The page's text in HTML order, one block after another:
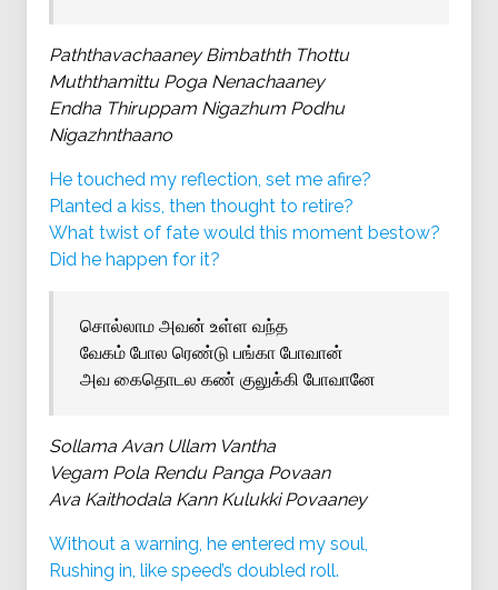
Paththavachaaney Bimbathth Thottu
Muththamittu Poga Nenachaaney
Endha Thiruppam Nigazhum Podhu
Nigazhnthaano
He touched my reflection, set me afire?
Planted a kiss, then thought to retire?
What twist of fate would this moment bestow?
Did he happen for it?
சொல்லாம அவன் உள்ள வந்த
வேகம் போல ரெண்டு பங்கா போவான்
அவ கைதொடல கண் குலுக்கி போவானே
Sollama Avan Ullam Vantha
Vegam Pola Rendu Panga Povaan
Ava Kaithodala Kann Kulukki Povaaney
Without a warning, he entered my soul,
Rushing in, like speed’s doubled roll.